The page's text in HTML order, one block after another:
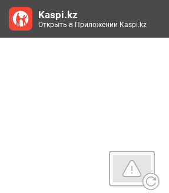
Kaspi.kz
Открыть в Приложении Kaspi.kz